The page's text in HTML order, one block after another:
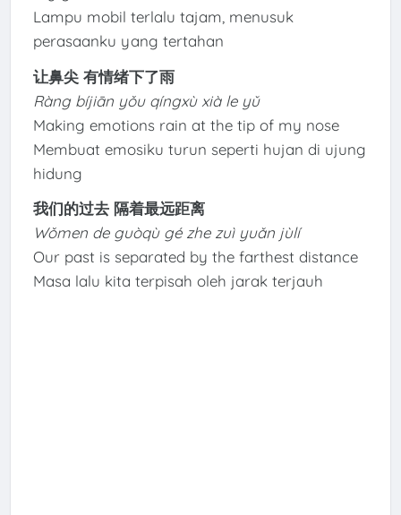
Lampu mobil terlalu tajam, menusuk
perasaanku yang tertahan
让鼻尖 有情绪下了雨
Ràng bíjiān yǒu qíngxù xià le yǔ
Making emotions rain at the tip of my nose
Membuat emosiku turun seperti hujan di ujung
hidung
我们的过去 隔着最远距离
Wǒmen de guòqù gé zhe zuì yuǎn jùlí
Our past is separated by the farthest distance
Masa lalu kita terpisah oleh jarak terjauh